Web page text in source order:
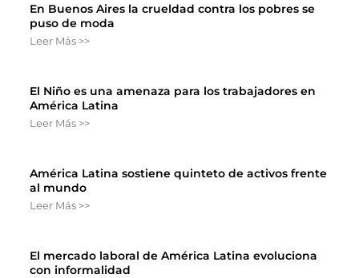
En Buenos Aires la crueldad contra los pobres se
puso de moda
Leer Más >>
El Niño es una amenaza para los trabajadores en
América Latina
Leer Más >>
América Latina sostiene quinteto de activos frente
al mundo
Leer Más >>
El mercado laboral de América Latina evoluciona
con informalidad